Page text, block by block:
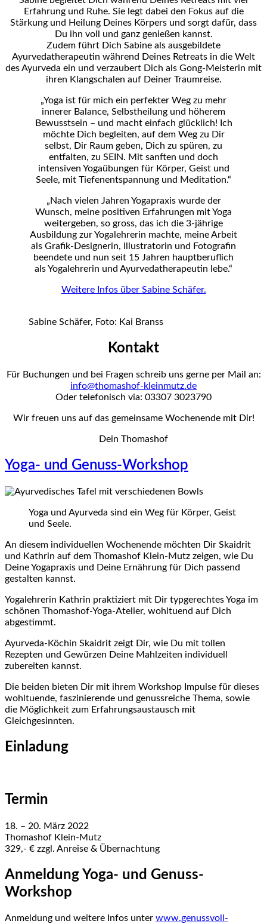
Erfahrung und Ruhe. Sie legt dabei den Fokus auf die
Stärkung und Heilung Deines Körpers und sorgt dafür, dass
Du ihn voll und ganz genießen kannst.
Zudem führt Dich Sabine als ausgebildete
Ayurvedatherapeutin während Deines Retreats in die Welt
des Ayurveda ein und verzaubert Dich als Gong-Meisterin mit
ihren Klangschalen auf Deiner Traumreise.
„Yoga ist für mich ein perfekter Weg zu mehr
innerer Balance, Selbstheilung und höherem
Bewusstsein – und macht einfach glücklich! Ich
möchte Dich begleiten, auf dem Weg zu Dir
selbst, Dir Raum geben, Dich zu spüren, zu
entfalten, zu SEIN. Mit sanften und doch
intensiven Yogaübungen für Körper, Geist und
Seele, mit Tiefenentspannung und Meditation.“
„Nach vielen Jahren Yogapraxis wurde der
Wunsch, meine positiven Erfahrungen mit Yoga
weitergeben, so gross, das ich die 3-jährige
Ausbildung zur Yogalehrerin machte, meine Arbeit
als Grafik-Designerin, Illustratorin und Fotografin
beendete und nun seit 15 Jahren hauptberuflich
als Yogalehrerin und Ayurvedatherapeutin lebe.“
Weitere Infos über Sabine Schäfer.
Sabine Schäfer, Foto: Kai Branss
Kontakt
Für Buchungen und bei Fragen schreib uns gerne per Mail an:
info@thomashof-kleinmutz.de
Oder telefonisch via: 03307 3023790
Wir freuen uns auf das gemeinsame Wochenende mit Dir!
Dein Thomashof
Yoga- und Genuss-Workshop
Yoga und Ayurveda sind ein Weg für Körper, Geist
und Seele.
An diesem individuellen Wochenende möchten Dir Skaidrit
und Kathrin auf dem Thomashof Klein-Mutz zeigen, wie Du
Deine Yogapraxis und Deine Ernährung für Dich passend
gestalten kannst.
Yogalehrerin Kathrin praktiziert mit Dir typgerechtes Yoga im
schönen Thomashof-Yoga-Atelier, wohltuend auf Dich
abgestimmt.
Ayurveda-Köchin Skaidrit zeigt Dir, wie Du mit tollen
Rezepten und Gewürzen Deine Mahlzeiten individuell
zubereiten kannst.
Die beiden bieten Dir mit ihrem Workshop Impulse für dieses
wohltuende, faszinierende und genussreiche Thema, sowie
die Möglichkeit zum Erfahrungsaustausch mit
Gleichgesinnten.
Einladung
Termin
18. – 20. März 2022
Thomashof Klein-Mutz
329,- € zzgl. Anreise & Übernachtung
Anmeldung Yoga- und Genuss-
Workshop
Anmeldung und weitere Infos unter www.genussvoll-